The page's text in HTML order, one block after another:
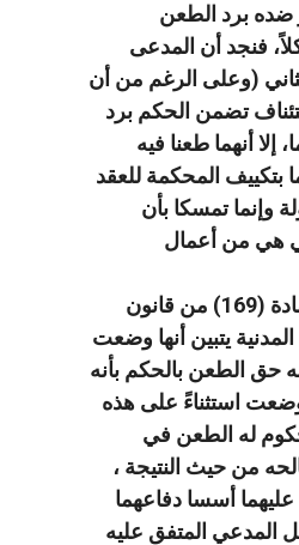
برد الطعن
فنجد أن المدعى
(وعلى الرغم من أن
تضمن الحكم برد
إلا أنهما طعنا فيه
بتكييف المحكمة للعقد
وإنما تمسكا بأن
هي من أعمال
وباستقراء نص المادة (169) من قانون
يتبين أنها وضعت
حق الطعن بالحكم بأنه
استثناءً على هذه
له الطعن في
من حيث النتيجة ،
أسسا دفاعهما
المدعي المتفق عليه